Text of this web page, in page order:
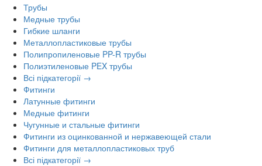
Трубы
Медные трубы
Гибкие шланги
Металлопластиковые трубы
Полипропиленовые PP-R трубы
Полиэтиленовые PEX трубы
Всі підкатегорії →
Фитинги
Латунные фитинги
Медные фитинги
Чугунные и стальные фитинги
Фитинги из оцинкованной и нержавеющей стали
Фитинги для металлопластиковых труб
Всі підкатегорії →